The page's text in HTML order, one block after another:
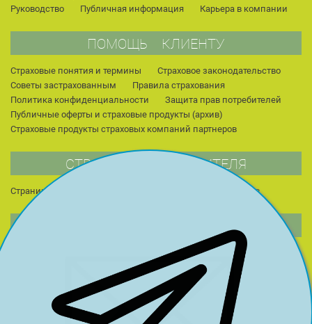
Руководство
Публичная информация Карьера в компании
ПОМОЩЬ КЛИЕНТУ
Страховые понятия и термины
Страховое законодательство
Советы застрахованным
Правила страхования
Политика конфиденциальности
Защита прав потребителей
Публичные оферты и страховые продукты (архив)
Страховые продукты страховых компаний партнеров
СТРАНИЦА РУКОВОДИТЕЛЯ
Страница руководителя Для студентов
2021 г.
2022 г. 2023 г.
2025 г.
2026 г.